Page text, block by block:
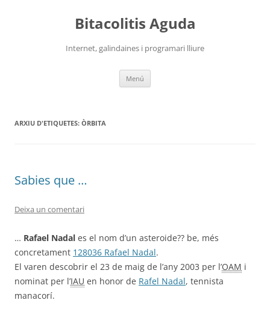
Bitacolitis Aguda
Internet, galindaines i programari lliure
Menú
ARXIU D'ETIQUETES: ÒRBITA
Sabies que …
Deixa un comentari
… Rafael Nadal es el nom d’un asteroide?? be, més
concretament 128036 Rafael Nadal.
El varen descobrir el 23 de maig de l’any 2003 per l’OAM i
nominat per l’IAU en honor de Rafel Nadal, tennista
manacorí.